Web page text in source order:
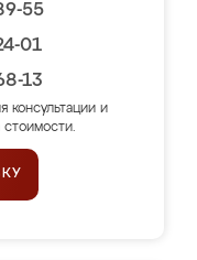
55
01
13
консультации и
стоимости.